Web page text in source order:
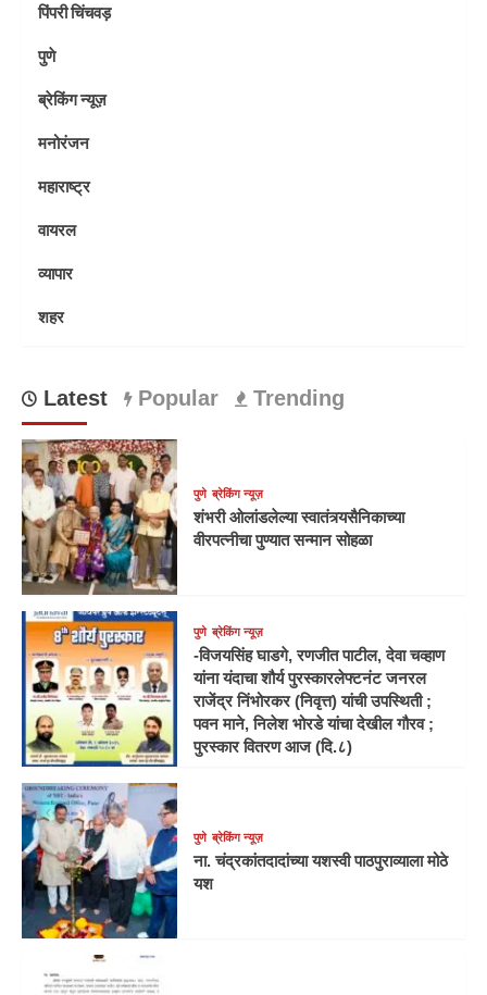
पिंपरी चिंचवड़
पुणे
ब्रेकिंग न्यूज़
मनोरंजन
महाराष्ट्र
वायरल
व्यापार
शहर
Latest Popular Trending
पुणे ब्रेकिंग न्यूज़
शंभरी ओलांडलेल्या स्वातंत्र्यसैनिकाच्या
वीरपत्नीचा पुण्यात सन्मान सोहळा
पुणे ब्रेकिंग न्यूज़
-विजयसिंह घाडगे, रणजीत पाटील, देवा चव्हाण
यांना यंदाचा शौर्य पुरस्कारलेफ्टनंट जनरल
राजेंद्र निंभोरकर (निवृत्त) यांची उपस्थिती ;
पवन माने, निलेश भोरडे यांचा देखील गौरव ;
पुरस्कार वितरण आज (दि.८)
पुणे ब्रेकिंग न्यूज़
ना. चंद्रकांतदादांच्या यशस्वी पाठपुराव्याला मोठे
यश